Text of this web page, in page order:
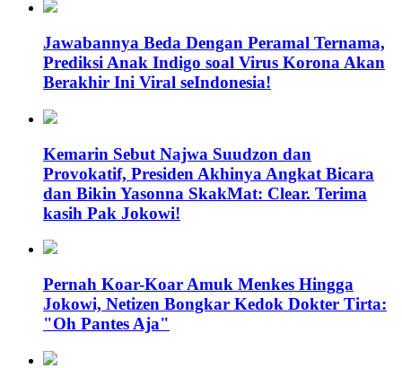
Jawabannya Beda Dengan Peramal Ternama,
Prediksi Anak Indigo soal Virus Korona Akan
Berakhir Ini Viral seIndonesia!
Kemarin Sebut Najwa Suudzon dan
Provokatif, Presiden Akhinya Angkat Bicara
dan Bikin Yasonna SkakMat: Clear. Terima
kasih Pak Jokowi!
Pernah Koar-Koar Amuk Menkes Hingga
Jokowi, Netizen Bongkar Kedok Dokter Tirta:
"Oh Pantes Aja"